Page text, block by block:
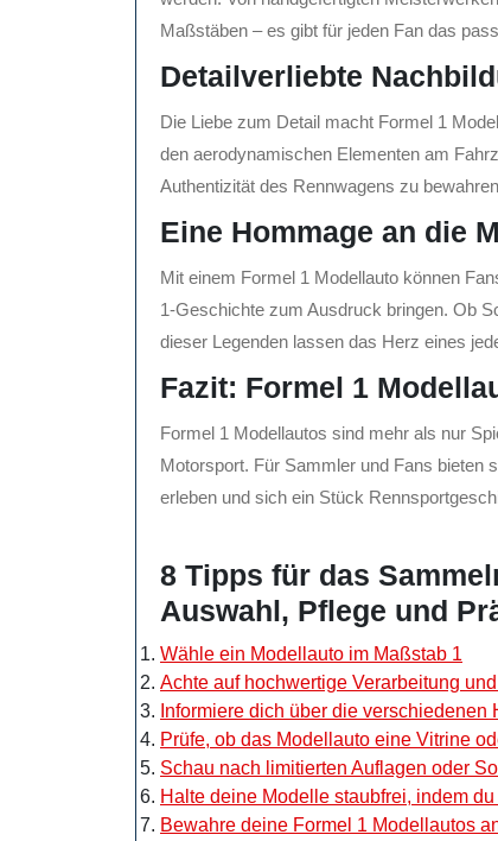
Maßstäben – es gibt für jeden Fan das
Detailverliebte
Die Liebe zum Detail macht Formel 1
den aerodynamischen Elementen am
Authentizität des Rennwagens zu
Eine Hommage an die
Mit einem Formel 1 Modellauto können
1-Geschichte zum Ausdruck bringen. Ob
dieser Legenden lassen das Herz eines
Fazit: Formel 1
Formel 1 Modellautos sind mehr als nur
Motorsport. Für Sammler und Fans bieten
erleben und sich ein Stück
8 Tipps für das
Auswahl, Pflege und
Wähle ein Modellauto im Maßstab 1
Achte auf hochwertige Verarbeitung
Informiere dich über die
Prüfe, ob das Modellauto eine Vitrine
Schau nach limitierten Auflagen oder
Halte deine Modelle staubfrei, indem
Bewahre deine Formel 1 Modellautos